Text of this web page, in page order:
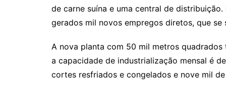
de carne suína e uma central de
gerados mil novos empregos diretos, que
A nova planta com 50 mil metros
a capacidade de industrialização mensal é
cortes resfriados e congelados e nove mil